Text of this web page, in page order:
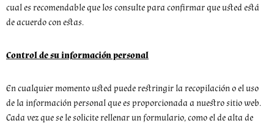
cual es recomendable que los consulte para confirmar que usted está
de acuerdo con estas.
Control de su información personal
En cualquier momento usted puede restringir la recopilación o el uso
de la información personal que es proporcionada a nuestro sitio web.
Cada vez que se le solicite rellenar un formulario, como el de alta de